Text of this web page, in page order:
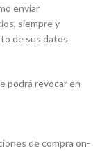
enviar
siempre y
de sus datos
podrá revocar en
de compra on-